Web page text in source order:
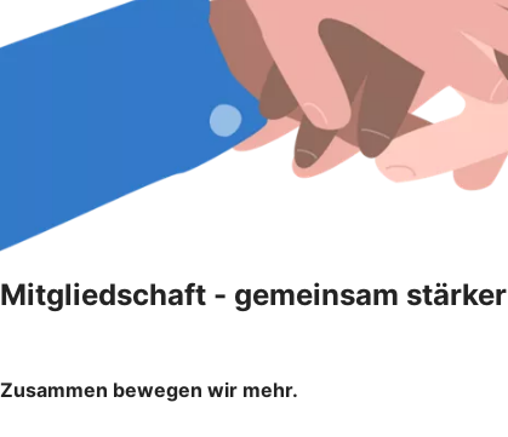
Mitgliedschaft - gemeinsam stärker
Zusammen bewegen wir mehr.